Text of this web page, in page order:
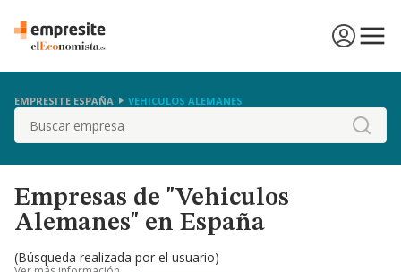
EMPRESITE ESPAÑA VEHICULOS ALEMANES
Buscar
Empresas de "Vehiculos
Alemanes" en España
(Búsqueda realizada por el usuario)